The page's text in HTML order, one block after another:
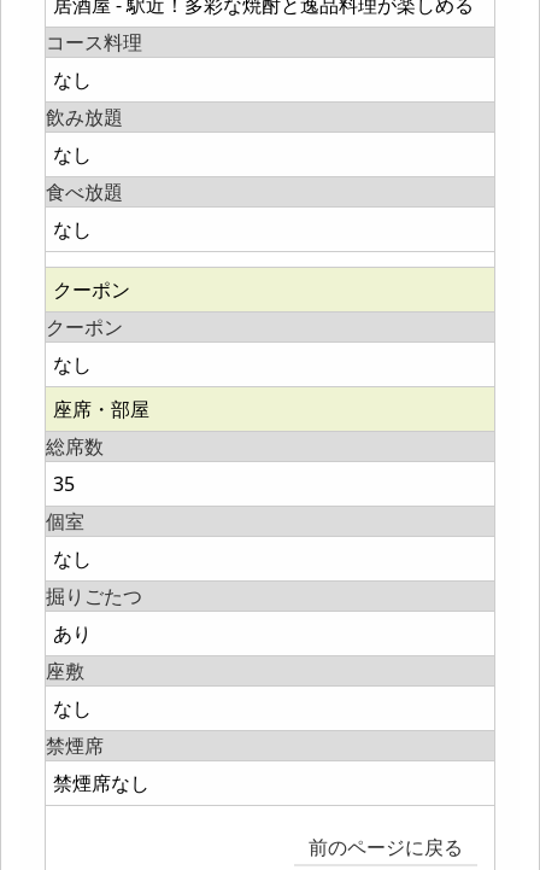
コース料理
なし
飲み放題
なし
食べ放題
なし
クーポン
クーポン
なし
座席・部屋
総席数
35
個室
なし
掘りごたつ
あり
座敷
なし
禁煙席
禁煙席なし
前のページに戻る